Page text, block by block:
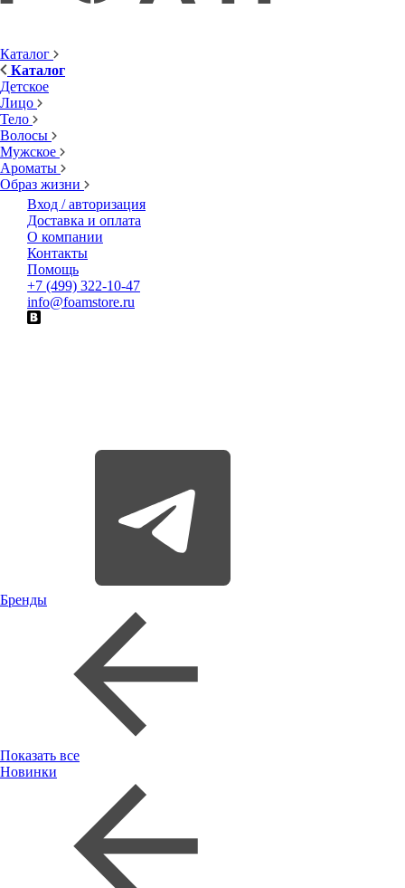
Каталог
Каталог
Детское
Лицо
Тело
Волосы
Мужское
Ароматы
Образ жизни
Вход / авторизация
Доставка и оплата
О компании
Контакты
Помощь
+7 (499) 322-10-47
info@foamstore.ru
Бренды
Показать все
Новинки